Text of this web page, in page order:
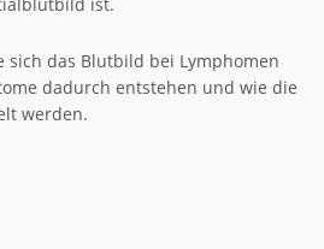
sich das Blutbild bei Lymphomen
dadurch entstehen und wie die
werden.